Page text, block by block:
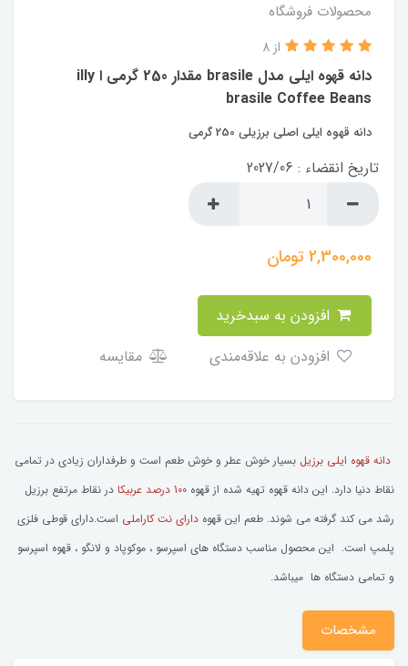
محصولات فروشگاه
دانه قهوه ایلی مدل brasile مقدار 250 گرمی ا illy
brasile Coffee Beans
از 8
دانه قهوه ایلی اصلی برزیلی 250 گرمی
تاریخ انقضاء : 2027/06
2,300,000تومان
مقایسه
دانه قهوه ایلی برزیل بسیار خوش عطر و خوش طعم است و طرفداران زیادی در تمامی
نقاط دنیا دارد. این دانه قهوه تهیه شده از قهوه 100 درصد عربیکا
در نقاط مرتفع برزیل
رشد می کند گرفته می شوند. طعم این قهوه دارای نت کاراملی است.دارای قوطی فلزی
پلمپ است. این محصول مناسب دستگاه های اسپرسو ، موکوپاد و لانگو ، قهوه اسپرسو
و تمامی دستگاه ها میباشد.
مشخصات